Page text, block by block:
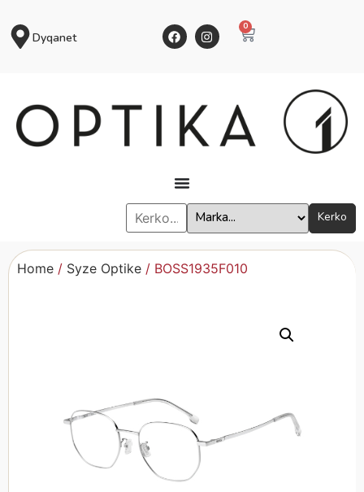
Dyqanet
0
Kerko
Home / Syze Optike / BOSS1935F010